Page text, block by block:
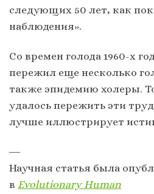
следующих 50 лет, как
наблюдения».
Со времен голода 1960-х
пережил еще несколько
также эпидемию холеры.
удалось пережить эти
лучше иллюстрирует
―
Научная статья была
в Evolutionary Human